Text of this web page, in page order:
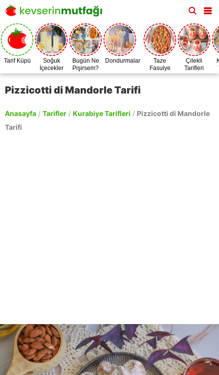
Tarif Küpü
Soğuk
İçecekler
Bugün Ne
Pişirsem?
Dondurmalar
Taze
Fasulye
Zamanı
Çilekli
Tarifleri
Pizzicotti di Mandorle Tarifi
Anasayfa / Tarifler / Kurabiye Tarifleri / Pizzicotti di Mandorle
Tarifi